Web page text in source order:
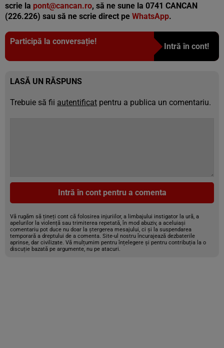
scrie la pont@cancan.ro, să ne sune la 0741 CANCAN
(226.226) sau să ne scrie direct pe WhatsApp.
Participă la conversație!
Intră în cont!
LASĂ UN RĂSPUNS
Trebuie să fii autentificat pentru a publica un comentariu.
Intră în cont pentru a comenta
Vă rugăm să țineți cont că folosirea injuriilor, a limbajului instigator la ură, a
apelurilor la violență sau trimiterea repetată, în mod abuziv, a aceluiași
comentariu pot duce nu doar la ștergerea mesajului, ci și la suspendarea
temporară a dreptului de a comenta. Site-ul nostru încurajează dezbaterile
aprinse, dar civilizate. Vă mulțumim pentru înțelegere și pentru contribuția la o
discuție bazată pe argumente, nu pe atacuri.